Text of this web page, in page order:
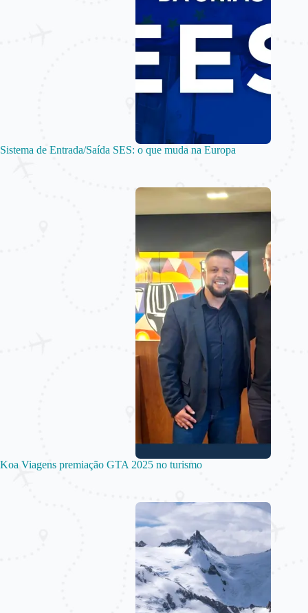
Sistema de Entrada/Saída SES: o que muda na Europa
Koa Viagens premiação GTA 2025 no turismo